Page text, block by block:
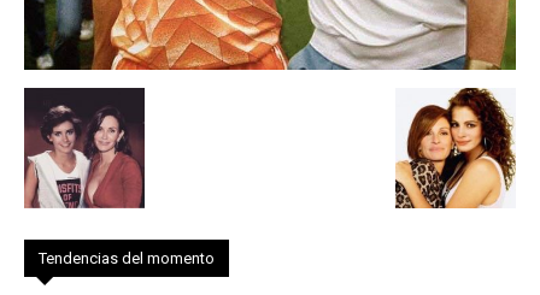
Tendencias del momento